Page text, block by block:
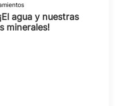
agua y nuestras
minerales!